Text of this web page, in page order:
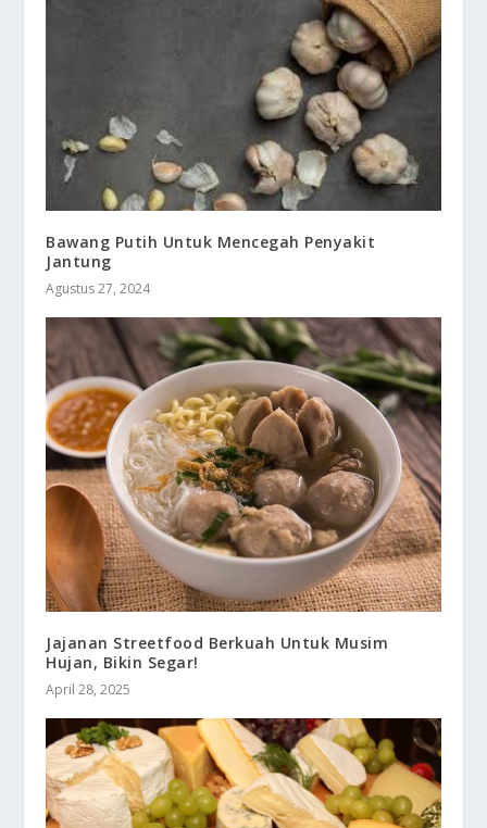
Bawang Putih Untuk Mencegah Penyakit
Jantung
Agustus 27, 2024
Jajanan Streetfood Berkuah Untuk Musim
Hujan, Bikin Segar!
April 28, 2025